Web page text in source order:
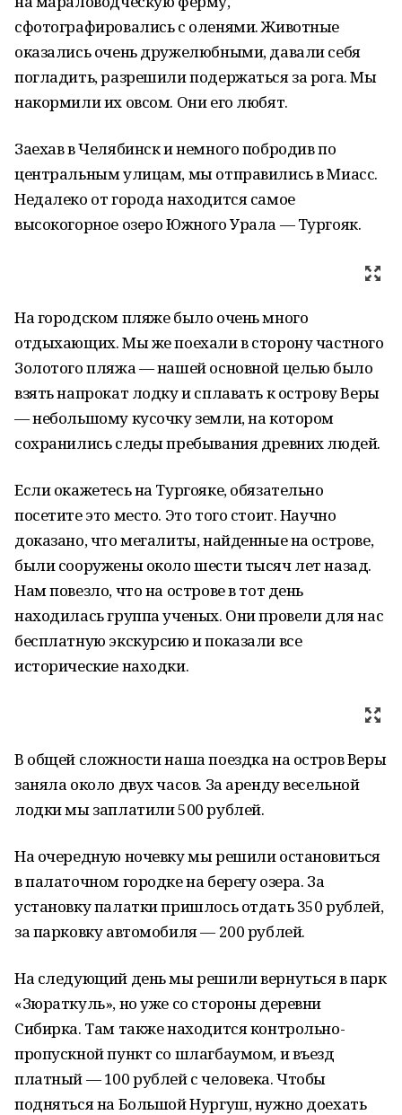
сфотографировались с оленями. Животные
оказались очень дружелюбными, давали себя
погладить, разрешили подержаться за рога. Мы
накормили их овсом. Они его любят.
Заехав в Челябинск и немного побродив по
центральным улицам, мы отправились в Миасс.
Недалеко от города находится самое
высокогорное озеро Южного Урала — Тургояк.
На городском пляже было очень много
отдыхающих. Мы же поехали в сторону частного
Золотого пляжа — нашей основной целью было
взять напрокат лодку и сплавать к острову Веры
— небольшому кусочку земли, на котором
сохранились следы пребывания древних людей.
Если окажетесь на Тургояке, обязательно
посетите это место. Это того стоит. Научно
доказано, что мегалиты, найденные на острове,
были сооружены около шести тысяч лет назад.
Нам повезло, что на острове в тот день
находилась группа ученых. Они провели для нас
бесплатную экскурсию и показали все
исторические находки.
В общей сложности наша поездка на остров Веры
заняла около двух часов. За аренду весельной
лодки мы заплатили 500 рублей.
На очередную ночевку мы решили остановиться
в палаточном городке на берегу озера. За
установку палатки пришлось отдать 350 рублей,
за парковку автомобиля — 200 рублей.
На следующий день мы решили вернуться в парк
«Зюраткуль», но уже со стороны деревни
Сибирка. Там также находится контрольно-
пропускной пункт со шлагбаумом, и въезд
платный — 100 рублей с человека. Чтобы
подняться на Большой Нургуш, нужно доехать